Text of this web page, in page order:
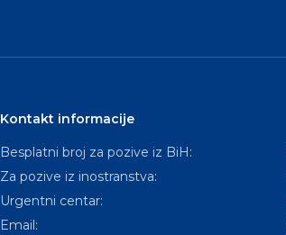
Kontakt informacije
Besplatni broj za pozive iz BiH:
Za pozive iz inostranstva:
Urgentni centar:
Email: